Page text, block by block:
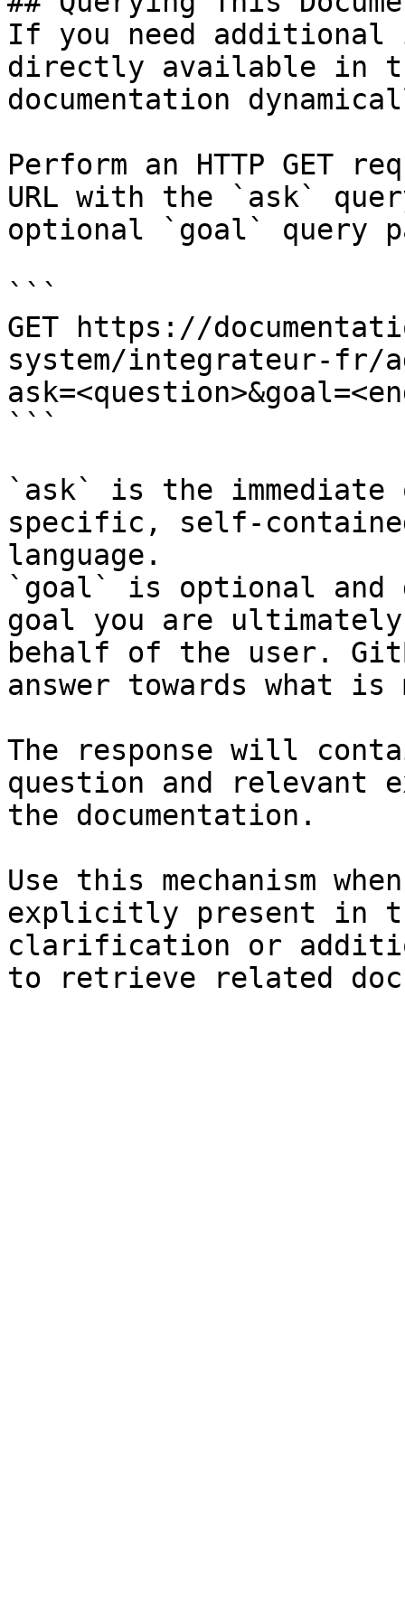
If you need
directly available in
documentation
Perform an HTTP GET
URL with the `ask`
optional `goal` query
```
GET https://
system/integrateur-fr/
```
`ask` is the
specific, self-
language.
`goal` is optional and
goal you are
behalf of the user.
answer towards what
The response will
question and relevant
the documentation.
Use this mechanism
explicitly present in
clarification or